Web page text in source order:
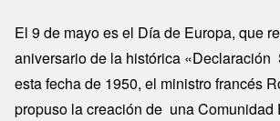
El 9 de mayo es el Día de Europa, que
aniversario de la histórica «Declaración
esta fecha de 1950, el ministro francés
propuso la creación de una Comunidad